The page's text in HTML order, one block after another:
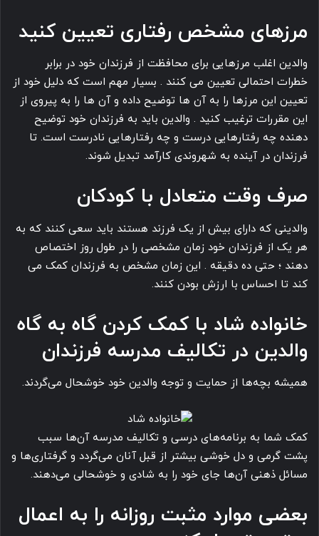
مرزهای مشخص رفتاری تعیین کنید
والدین اغلب مرزهایی برای محافظت از فرزندان خود در برابر
خطرات احتمالی تعیین می ‎کنند . بسیار مهم است که دلیل خود از
تعیین این مرزها را به آن ها توضیح داده و آن ها را به پیروی از
این مقررات ترغیب کنید . والدین باید به فرزندان خود توضیح
دهنده چه رفتارهایی درست و چه رفتارهایی نادرست است. تا
فرزندان در آینده به شهروندی کارآمد تبدیل شوند.
صرف وقت متعادل با کودکان
والدینی که دارای بیش از یک فرزند هستند باید سعی کنند که به
هر یک از فرزندان خود زمان مشخصی را در طول روز اختصاص
دهند ؛ حتی ده دقیقه . این زمان مشخص به فرزندان کمک می
خانواده شاد با کمک کردن گاه به گاه
والدین در تکالیف مدرسه فرزندان
همیشه بچه‌ها از حمایت و توجه والدین خود خوشحال می‌گردند.
کمک شما به برنامه‌های درسی و تکالیف مدرسه آن‌ها سبب
پشت گرمی و دل خوشی بیشتر از قبل آنان می‌گردد و گرفتاری‌ها و
مسائل ذهنی آن‌ها جای خود را به شادی و خوشحالی می‌دهند.
بعضی موارد مثبت روزانه را به اعمال